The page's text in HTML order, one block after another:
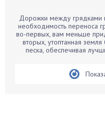
Бархатцы
Бегония
Белые грибы
Дорожки между грядками
необходимость переноса
во-первых, вам меньше
вторых, утоптанная
песка, обеспечивая